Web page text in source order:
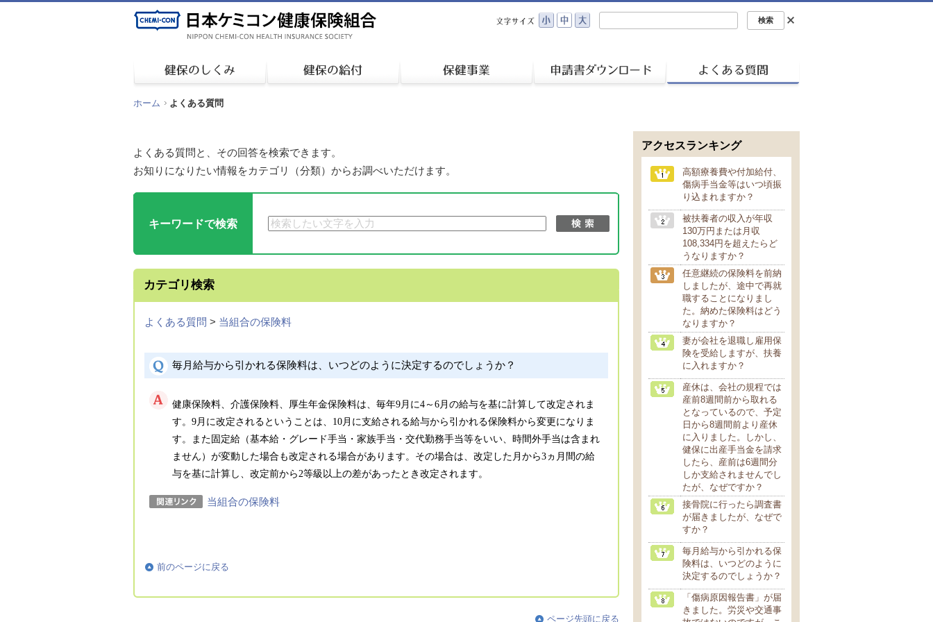
ホーム よくある質問
よくある質問と、その回答を検索できます。
お知りになりたい情報をカテゴリ（分類）からお調べいただけます。
キーワードで検索
カテゴリ検索
よくある質問 > 当組合の保険料
毎月給与から引かれる保険料は、いつどのように決定するのでしょうか？
健康保険料、介護保険料、厚生年金保険料は、毎年9月に4～6月の給与を基に計算して改定されま
す。9月に改定されるということは、10月に支給される給与から引かれる保険料から変更になりま
す。また固定給（基本給・グレード手当・家族手当・交代勤務手当等をいい、時間外手当は含まれ
ません）が変動した場合も改定される場合があります。その場合は、改定した月から3ヵ月間の給
与を基に計算し、改定前から2等級以上の差があったとき改定されます。
当組合の保険料
前のページに戻る
ページ先頭に戻る
アクセスランキング
高額療養費や付加給付、
傷病手当金等はいつ頃振
り込まれますか？
被扶養者の収入が年収
130万円または月収
108,334円を超えたらど
うなりますか？
任意継続の保険料を前納
しましたが、途中で再就
職することになりまし
た。納めた保険料はどう
なりますか？
妻が会社を退職し雇用保
険を受給しますが、扶養
に入れますか？
産休は、会社の規程では
産前8週間前から取れる
となっているので、予定
日から8週間前より産休
に入りました。しかし、
健保に出産手当金を請求
したら、産前は6週間分
しか支給されませんでし
たが、なぜですか？
接骨院に行ったら調査書
が届きましたが、なぜで
すか？
毎月給与から引かれる保
険料は、いつどのように
決定するのでしょうか？
「傷病原因報告書」が届
きました。労災や交通事